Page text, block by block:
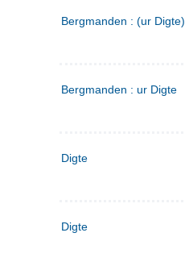
Bergmanden : (ur Digte)
Bergmanden : ur Digte
Digte
Digte